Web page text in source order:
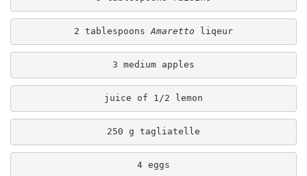
2 tablespoons Amaretto liqeur
3 medium apples
juice of 1/2 lemon
250 g tagliatelle
4 eggs